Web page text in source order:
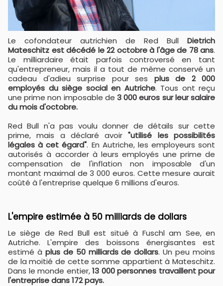
Le cofondateur autrichien de Red Bull Dietrich
Mateschitz est décédé le 22 octobre à l'âge de 78 ans.
Le milliardaire était parfois controversé en tant
qu'entrepreneur, mais il a tout de même conservé un
cadeau d'adieu surprise pour ses plus de 2 000
employés du siège social en Autriche. Tous ont reçu
une prime non imposable de 3 000 euros sur leur salaire
du mois d'octobre.
Red Bull n'a pas voulu donner de détails sur cette
prime, mais a déclaré avoir "utilisé les possibilités
légales à cet égard". En Autriche, les employeurs sont
autorisés à accorder à leurs employés une prime de
compensation de l'inflation non imposable d'un
montant maximal de 3 000 euros. Cette mesure aurait
coûté à l'entreprise quelque 6 millions d'euros.
L'empire estimée à 50 milliards de dollars
Le siège de Red Bull est situé à Fuschl am See, en
Autriche. L'empire des boissons énergisantes est
estimé à plus de 50 milliards de dollars. Un peu moins
de la moitié de cette somme appartient à Mateschitz.
Dans le monde entier,13 000 personnes travaillent pour
l'entreprise dans 172 pays.